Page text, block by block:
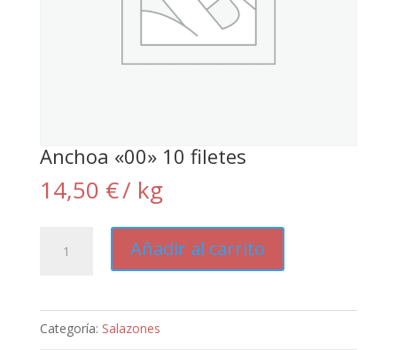
Anchoa «00» 10 filetes
14,50 €/ kg
«00»
filetes
cantidad
Añadir al carrito
Categoría: Salazones